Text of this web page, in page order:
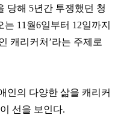
당해 5년간 투쟁했던 청
11월6일부터 12일까지
캐리커처’라는 주제로
인의 다양한 삶을 캐리커
선을 보인다.